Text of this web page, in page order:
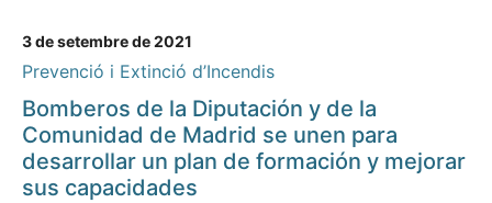
3 de setembre de 2021
Prevenció i Extinció d’Incendis
Bomberos de la Diputación y de la
Comunidad de Madrid se unen para
desarrollar un plan de formación y mejorar
sus capacidades